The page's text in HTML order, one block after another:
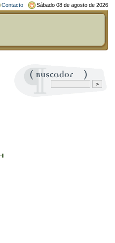
Contacto Sábado 08 de agosto de 2026